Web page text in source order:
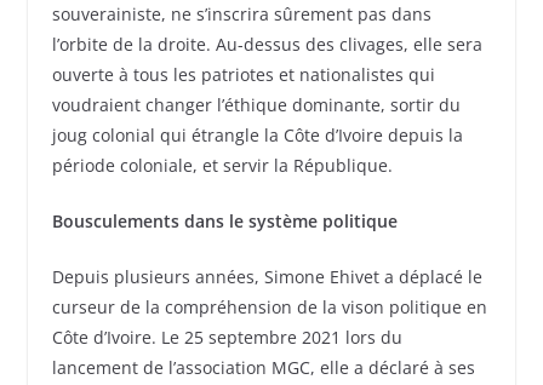
souverainiste, ne s’inscrira sûrement pas dans
l’orbite de la droite. Au-dessus des clivages, elle sera
ouverte à tous les patriotes et nationalistes qui
voudraient changer l’éthique dominante, sortir du
joug colonial qui étrangle la Côte d’Ivoire depuis la
période coloniale, et servir la République.
Bousculements dans le système politique
Depuis plusieurs années, Simone Ehivet a déplacé le
curseur de la compréhension de la vison politique en
Côte d’Ivoire. Le 25 septembre 2021 lors du
lancement de l’association MGC, elle a déclaré à ses